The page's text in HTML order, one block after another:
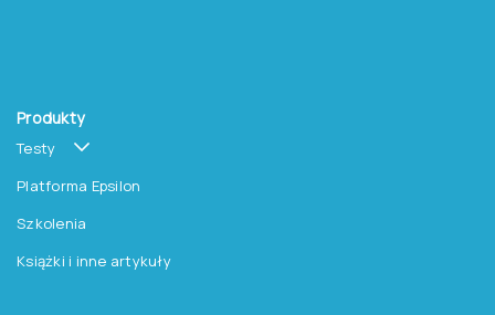
Produkty
Testy
Platforma Epsilon
Szkolenia
Książki i inne artykuły